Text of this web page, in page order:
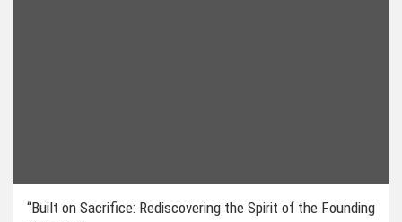
“Built on Sacrifice: Rediscovering the Spirit of the Founding